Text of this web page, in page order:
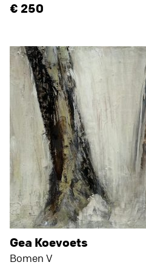
250
Gea Koevoets
Bomen V